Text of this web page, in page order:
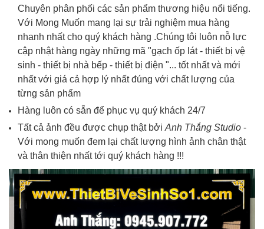
Chuyên phân phối các sản phẩm thương hiệu nổi tiếng.
Với Mong Muốn mang lại sự trải nghiệm mua hàng
nhanh nhất cho quý khách hàng .Chúng tôi luôn nỗ lực
cập nhật hàng ngày những mã "gạch ốp lát - thiết bị vệ
sinh - thiết bị nhà bếp - thiết bị điện "... tốt nhất và mới
nhất với giá cả hợp lý nhất đúng với chất lượng của
từng sản phẩm
Hàng luôn có sẵn để phục vụ quý khách 24/7
Tất cả ảnh đều được chụp thật bởi Anh Thắng Studio -
Với mong muốn đem lại chất lượng hình ảnh chân thật
và thân thiện nhất tới quý khách hàng !!!